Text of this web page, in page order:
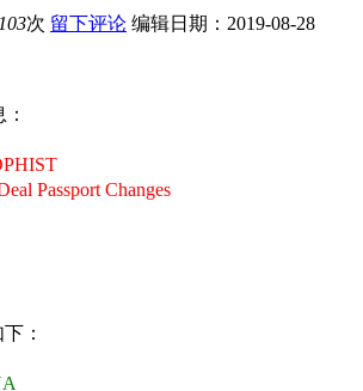
103次 留下评论 编辑日期： 2019-08-28
Passport Changes
：